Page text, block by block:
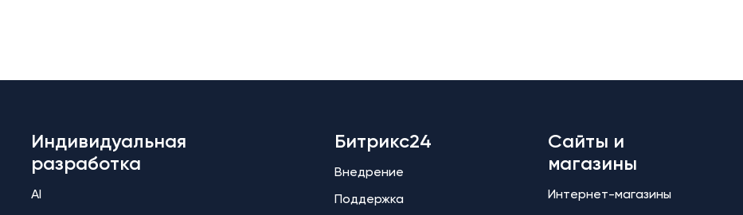
Индивидуальная
разработка
AI
Битрикс24
Внедрение
Поддержка
Сайты и
магазины
Интернет-магазины